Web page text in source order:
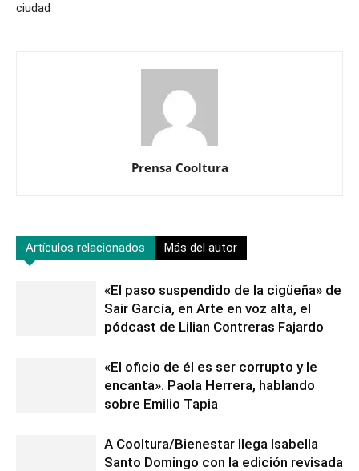
ciudad
Prensa Cooltura
Artículos relacionados Más del autor
«El paso suspendido de la cigüeña» de
Sair García, en Arte en voz alta, el
pódcast de Lilian Contreras Fajardo
«El oficio de él es ser corrupto y le
encanta». Paola Herrera, hablando
sobre Emilio Tapia
A Cooltura/Bienestar llega Isabella
Santo Domingo con la edición revisada